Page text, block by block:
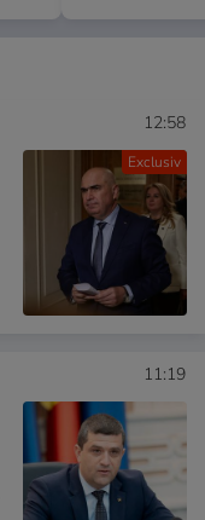
Exclusiv
12:58
11:19